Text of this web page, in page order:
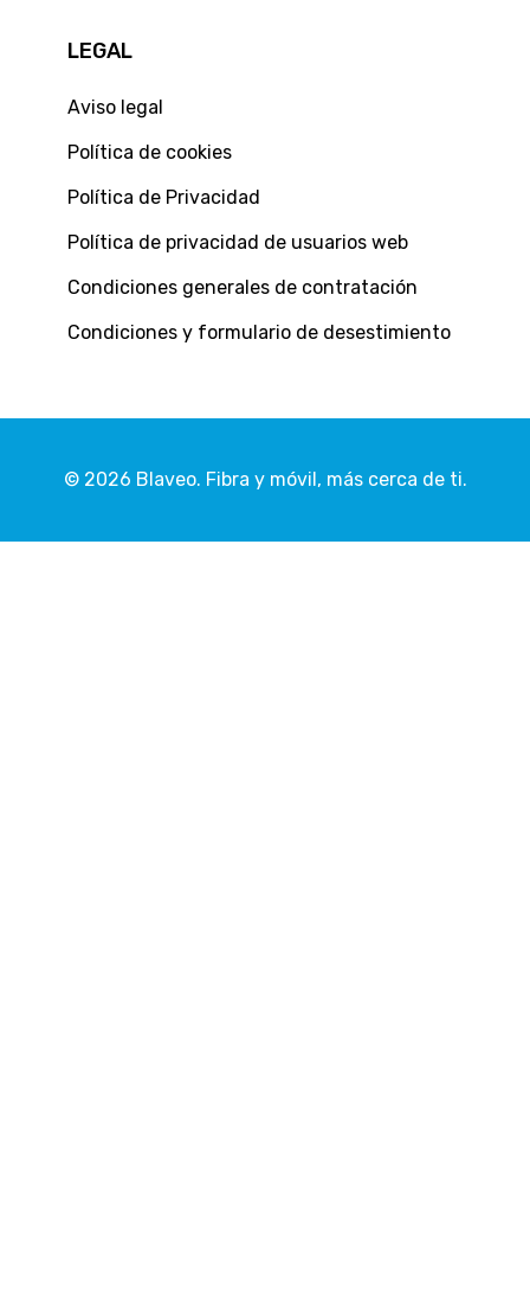
LEGAL
Aviso legal
Política de cookies
Política de Privacidad
Política de privacidad de usuarios web
Condiciones generales de contratación
Condiciones y formulario de desestimiento
©2026 Blaveo. Fibra y móvil, más cerca de ti.